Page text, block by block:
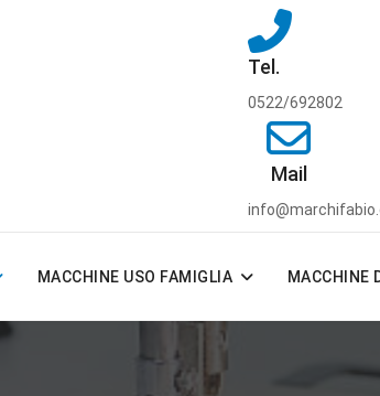
Tel.
0522/692802
Mail
MACCHINE USO FAMIGLIA MACCHINE